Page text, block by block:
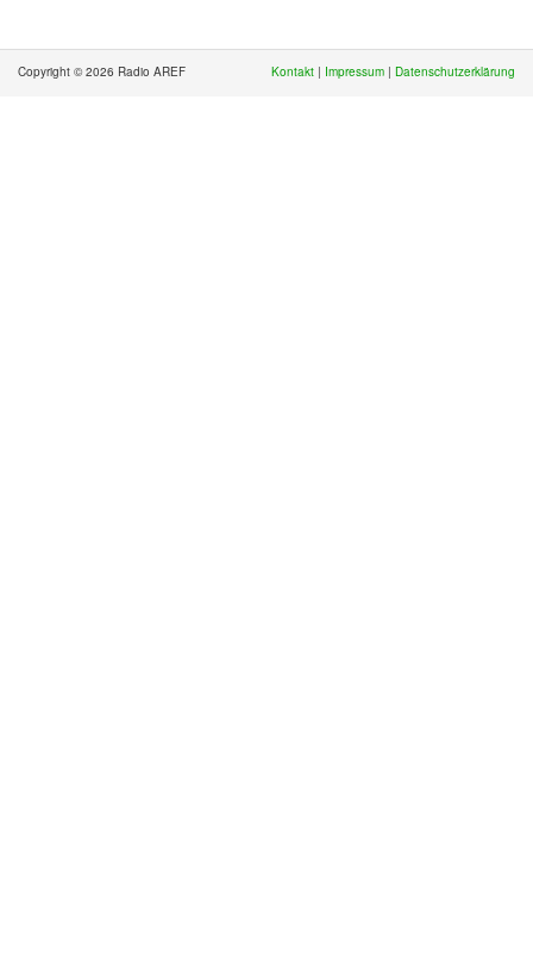
Copyright © 2026 Radio AREF Kontakt | Impressum | Datenschutzerklärung